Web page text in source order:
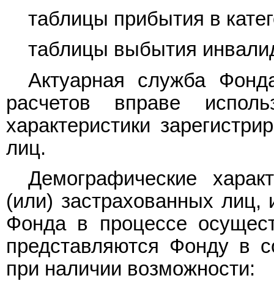
таблицы прибытия в
таблицы выбытия
Актуарная служба
расчетов вправе
характеристики
лиц.
Демографические
(или) застрахованных лиц,
Фонда в процессе
представляются Фонду в
при наличии возможности: